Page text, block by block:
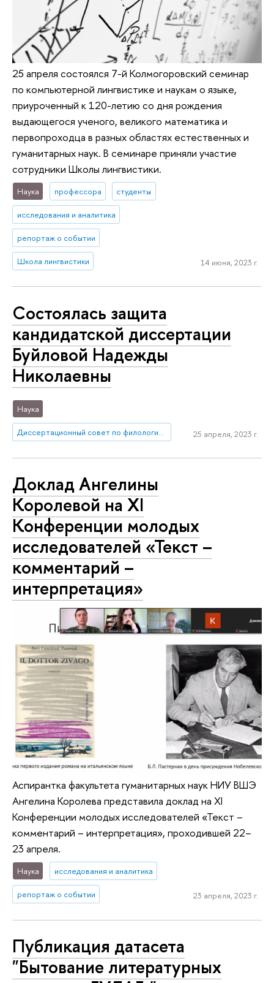
25 апреля состоялся 7-й Колмогоровский семинар
по компьютерной лингвистике и наукам о языке,
приуроченный к 120-летию со дня рождения
выдающегося ученого, великого математика и
первопроходца в разных областях естественных и
гуманитарных наук. В семинаре приняли участие
сотрудники Школы лингвистики.
Наука профессора студенты
исследования и аналитика
репортаж о событии
Школа лингвистики 14 июня, 2023 г.
Состоялась защита
кандидатской диссертации
Буйловой Надежды
Николаевны
Наука
Диссертационный совет по филологии и лингвистике 25 апреля, 2023 г.
Доклад Ангелины
Королевой на XI
Конференции молодых
исследователей «Текст –
комментарий –
интерпретация»
Аспирантка факультета гуманитарных наук НИУ ВШЭ
Ангелина Королева представила доклад на XI
Конференции молодых исследователей «Текст –
комментарий – интерпретация», проходившей 22–
23 апреля.
Наука исследования и аналитика
репортаж о событии 23 апреля, 2023 г.
Публикация датасета
"Бытование литературных